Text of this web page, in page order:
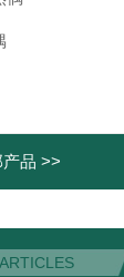
品 >>